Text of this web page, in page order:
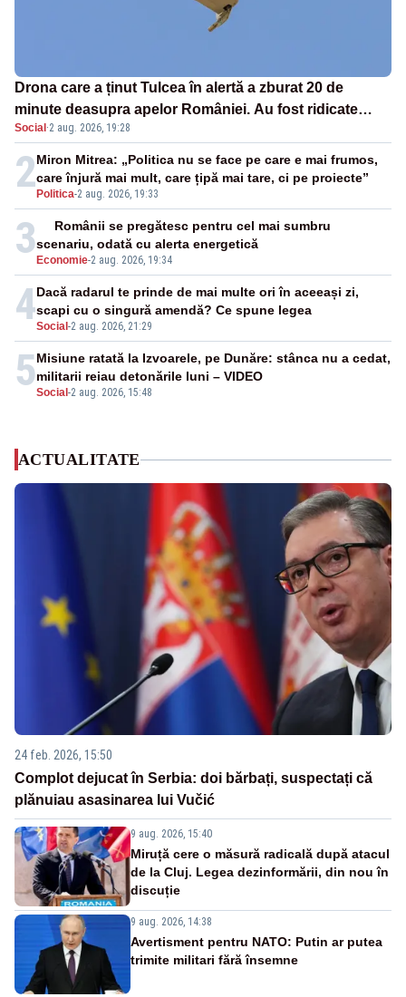
Drona care a ținut Tulcea în alertă a zburat 20 de
minute deasupra apelor României. Au fost ridicate
două F-16
Social ·2 aug. 2026, 19:28
2 Politica-2 aug. 2026, 19:33
Miron Mitrea: „Politica nu se face pe care e mai frumos,
care înjură mai mult, care țipă mai tare, ci pe proiecte”
3 Economie-2 aug. 2026, 19:34
Românii se pregătesc pentru cel mai sumbru
scenariu, odată cu alerta energetică
4Social -2 aug. 2026, 21:29
Dacă radarul te prinde de mai multe ori în aceeași zi,
scapi cu o singură amendă? Ce spune legea
5Social -2 aug. 2026, 15:48
Misiune ratată la Izvoarele, pe Dunăre: stânca nu a cedat,
militarii reiau detonările luni – VIDEO
ACTUALITATE
24 feb. 2026, 15:50
Complot dejucat în Serbia: doi bărbați, suspectați că
plănuiau asasinarea lui Vučić
9 aug. 2026, 15:40
Miruță cere o măsură radicală după atacul
de la Cluj. Legea dezinformării, din nou în
discuție
9 aug. 2026, 14:38
Avertisment pentru NATO: Putin ar putea
trimite militari fără însemne